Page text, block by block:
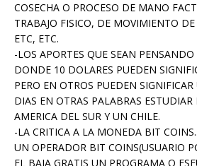
COSECHA O PROCESO DE MANO
TRABAJO FISICO, DE MOVIMIENTO
ETC, ETC.
-LOS APORTES QUE SEAN PENSANDO
DONDE 10 DOLARES PUEDEN
PERO EN OTROS PUEDEN
DIAS EN OTRAS PALABRAS
AMERICA DEL SUR Y UN CHILE.
-LA CRITICA A LA MONEDA BIT
UN OPERADOR BIT COINS(USUARIO
EL BAJA GRATIS UN PROGRAMA O